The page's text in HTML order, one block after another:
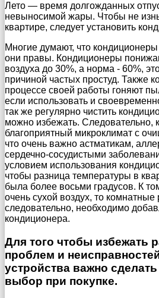
Лето — время долгожданных
невыносимой жары. Чтобы не
квартире, следует установить
Многие думают, что
они правы. Кондиционеры
воздуха до 30%, а норма - 60%,
причиной частых простуд. Также
процессе своей работы гоняют
если использовать и
так же регулярно чистить
можно избежать. Следовательно,
благоприятный микроклимат с
что очень важно астматикам,
сердечно-сосудистыми
условием использования
чтобы разница температуры в
была более восьми градусов. К
очень сухой воздух, то комнатные
следовательно, необходимо
кондиционера.
Для того чтобы избежать
проблем и
устройства важно
выбор при покупке.